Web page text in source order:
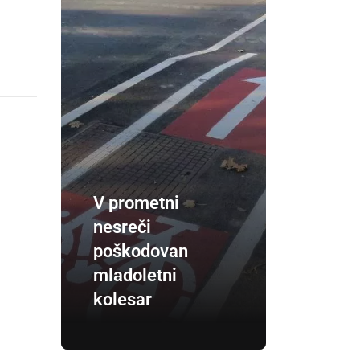
V prometni
nesreči
poškodovan
mladoletni
kolesar